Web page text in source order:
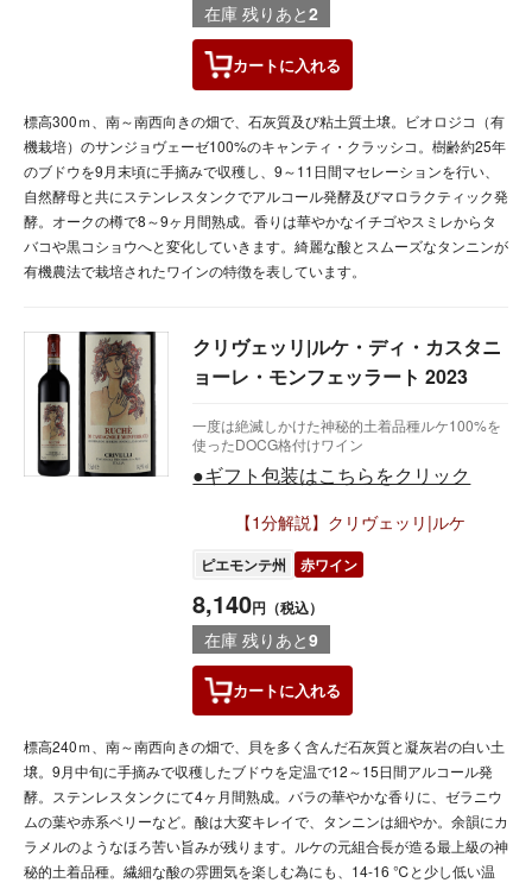
在庫 残りあと2
カートに入れる
標高300ｍ、南～南西向きの畑で、石灰質及び粘土質土壌。ビオロジコ（有
機栽培）のサンジョヴェーゼ100%のキャンティ・クラッシコ。樹齢約25年
のブドウを9月末頃に手摘みで収穫し、9～11日間マセレーションを行い、
自然酵母と共にステンレスタンクでアルコール発酵及びマロラクティック発
酵。オークの樽で8～9ヶ月間熟成。香りは華やかなイチゴやスミレからタ
バコや黒コショウへと変化していきます。綺麗な酸とスムーズなタンニンが
有機農法で栽培されたワインの特徴を表しています。
クリヴェッリ|ルケ・ディ・カスタニ
ョーレ・モンフェッラート 2023
一度は絶滅しかけた神秘的土着品種ルケ100%を
使ったDOCG格付けワイン
●ギフト包装はこちらをクリック
【1分解説】クリヴェッリ|ルケ
ピエモンテ州 赤ワイン
8,140円（税込）
在庫 残りあと9
カートに入れる
標高240ｍ、南～南西向きの畑で、貝を多く含んだ石灰質と凝灰岩の白い土
壌。9月中旬に手摘みで収穫したブドウを定温で12～15日間アルコール発
酵。ステンレスタンクにて4ヶ月間熟成。バラの華やかな香りに、ゼラニウ
ムの葉や赤系ベリーなど。酸は大変キレイで、タンニンは細やか。余韻にカ
ラメルのようなほろ苦い旨みが残ります。ルケの元組合長が造る最上級の神
秘的土着品種。繊細な酸の雰囲気を楽しむ為にも、14-16 ℃と少し低い温